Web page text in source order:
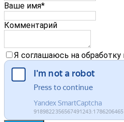
Ваше имя*
Комментарий
Я соглашаюсь на